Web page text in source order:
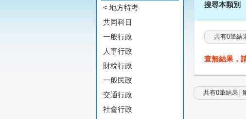
< 地方特考
共同科目
一般行政
人事行政
財稅行政
一般民政
交通行政
社會行政
搜尋本類別
共有0筆結
查無結果，
共有0筆結果│